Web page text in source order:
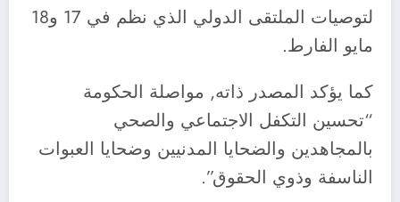
لتوصيات الملتقى الدولي الذي نظم في 17 و18
مايو الفارط.
كما يؤكد المصدر ذاته, مواصلة الحكومة
“تحسين التكفل الاجتماعي والصحي
بالمجاهدين والضحايا المدنيين وضحايا العبوات
الناسفة وذوي الحقوق”.